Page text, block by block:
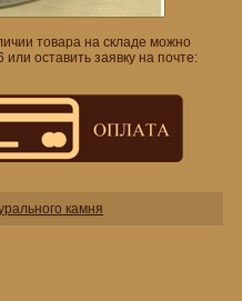
товара на складе можно
оставить заявку на почте:
камня